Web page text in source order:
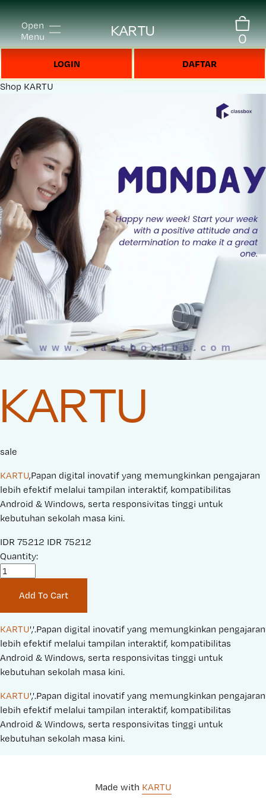
Open
Menu
KARTU 0
LOGIN DAFTAR
Shop KARTU
KARTU
sale
KARTU,Papan digital inovatif yang memungkinkan pengajaran
lebih efektif melalui tampilan interaktif, kompatibilitas
Android & Windows, serta responsivitas tinggi untuk
kebutuhan sekolah masa kini.
S
a
r
i
c
e
:
IDR 75212 O
i
n
a
l
P
r
c
e
:
IDR 75212
Quantity:
Add To Cart
KARTU','.Papan digital inovatif yang memungkinkan pengajaran
lebih efektif melalui tampilan interaktif, kompatibilitas
Android & Windows, serta responsivitas tinggi untuk
kebutuhan sekolah masa kini.
KARTU','.Papan digital inovatif yang memungkinkan pengajaran
lebih efektif melalui tampilan interaktif, kompatibilitas
Android & Windows, serta responsivitas tinggi untuk
kebutuhan sekolah masa kini.
Made with KARTU